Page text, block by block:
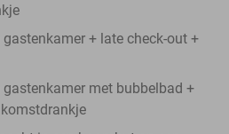
+ late check-out +
met bubbelbad +